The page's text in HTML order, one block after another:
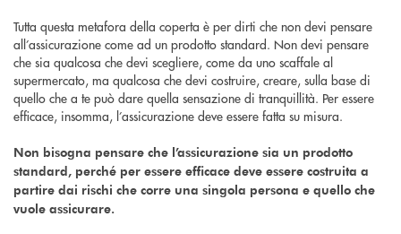
Tutta questa metafora della coperta è per dirti che non devi pensare
all’assicurazione come ad un prodotto standard. Non devi pensare
che sia qualcosa che devi scegliere, come da uno scaffale al
supermercato, ma qualcosa che devi costruire, creare, sulla base di
quello che a te può dare quella sensazione di tranquillità. Per essere
efficace, insomma, l’assicurazione deve essere fatta su misura.
Non bisogna pensare che l’assicurazione sia un prodotto
standard, perché per essere efficace deve essere costruita a
partire dai rischi che corre una singola persona e quello che
vuole assicurare.